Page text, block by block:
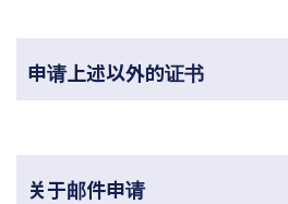
申请上述以外的证书
关于邮件申请